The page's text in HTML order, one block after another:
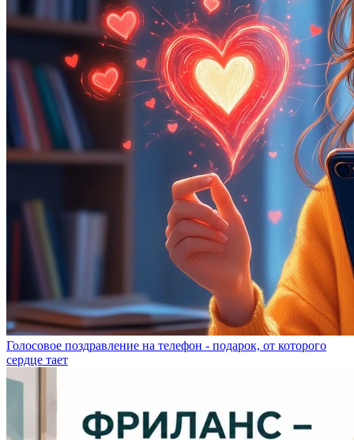
Голосовое поздравление на телефон - подарок, от которого
сердце тает